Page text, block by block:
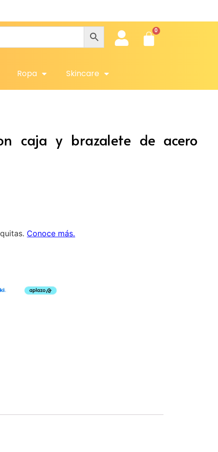
Ropa Skincare
caja y brazalete de acero